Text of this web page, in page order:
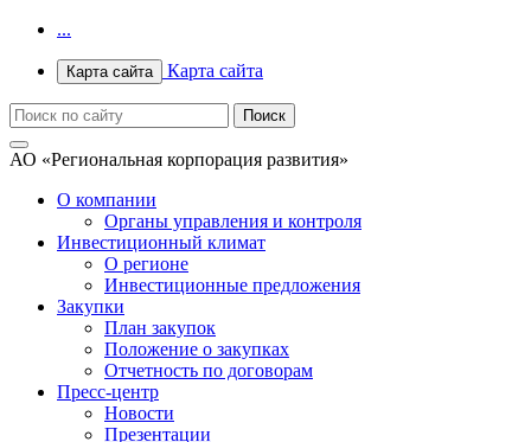
...
Карта сайта Карта сайта
АО «Региональная корпорация развития»
О компании
Органы управления и контроля
Инвестиционный климат
О регионе
Инвестиционные предложения
Закупки
План закупок
Положение о закупках
Отчетность по договорам
Пресс-центр
Новости
Презентации